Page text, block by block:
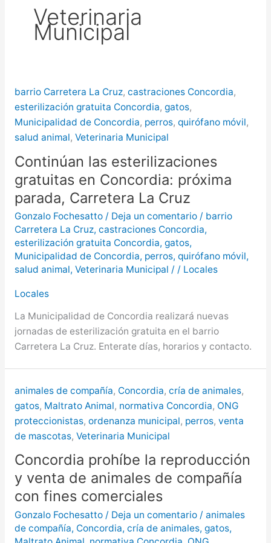
más de $580 millones
Creciente del río Uruguay:
puntos de Concordia
Veterinaria
Municipal
barrio Carretera La Cruz, castraciones Concordia,
esterilización gratuita Concordia, gatos,
Municipalidad de Concordia, perros, quirófano móvil,
salud animal, Veterinaria Municipal
Continúan las esterilizaciones
gratuitas en Concordia: próxima
parada, Carretera La Cruz
Gonzalo Fochesatto / Deja un comentario / barrio
Carretera La Cruz, castraciones Concordia,
esterilización gratuita Concordia, gatos,
Municipalidad de Concordia, perros, quirófano móvil,
salud animal, Veterinaria Municipal / / Locales
Locales
La Municipalidad de Concordia realizará nuevas
jornadas de esterilización gratuita en el barrio
Carretera La Cruz. Enterate días, horarios y contacto.
animales de compañía, Concordia, cría de animales,
gatos, Maltrato Animal, normativa Concordia, ONG
proteccionistas, ordenanza municipal, perros, venta
de mascotas, Veterinaria Municipal
Concordia prohíbe la reproducción
y venta de animales de compañía
con fines comerciales
Gonzalo Fochesatto / Deja un comentario / animales
de compañía, Concordia, cría de animales, gatos,